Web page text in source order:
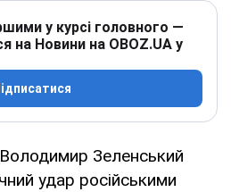
у курсі головного —
на Новини на OBOZ.UA у
Зеленський
удар російськими